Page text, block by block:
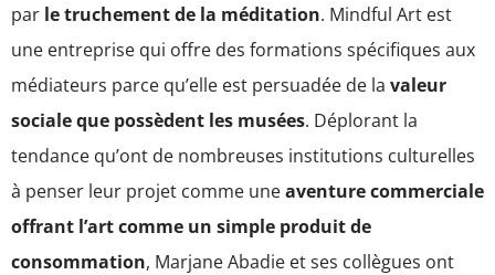
par le truchement de la méditation. Mindful Art est
une entreprise qui offre des formations spécifiques aux
médiateurs parce qu’elle est persuadée de la valeur
sociale que possèdent les musées. Déplorant la
tendance qu’ont de nombreuses institutions culturelles
à penser leur projet comme uneaventure commerciale
offrant l’art comme un simple produit de
consommation, Marjane Abadie et ses collègues ont